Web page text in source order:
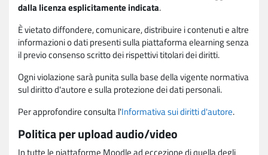
dalla licenza esplicitamente indicata.
È vietato diffondere, comunicare, distribuire i contenuti e altre
informazioni o dati presenti sulla piattaforma elearning senza
il previo consenso scritto dei rispettivi titolari dei diritti.
Ogni violazione sarà punita sulla base della vigente normativa
sul diritto d'autore e sulla protezione dei dati personali.
Per approfondire consulta l'Informativa sui diritti d'autore.
Politica per upload audio/video
In tutte le piattaforme Moodle ad eccezione di quella degli